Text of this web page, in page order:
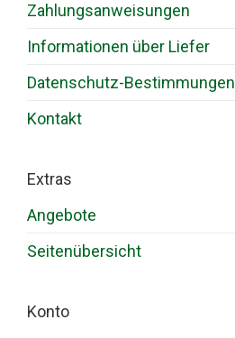
Zahlungsanweisungen
Informationen über Liefer
Datenschutz-Bestimmungen
Kontakt
Extras
Angebote
Seitenübersicht
Konto